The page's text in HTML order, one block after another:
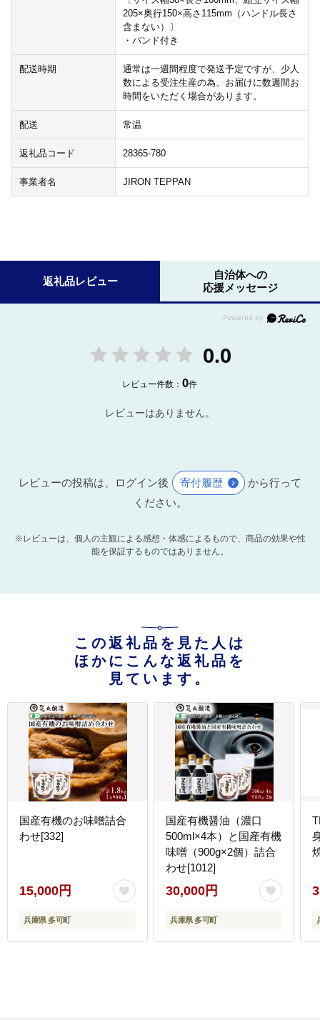
205×奥行150×高さ115mm（ハンドル長さ
含まない）〕
・バンド付き
配送時期
通常は一週間程度で発送予定ですが、少人
数による受注生産の為、お届けに数週間お
時間をいただく場合があります。
配送 常温
返礼品コード 28365-780
事業者名 JIRON TEPPAN
返礼品レビュー
自治体への
応援メッセージ
0.0
レビュー件数：0件
レビューはありません。
レビューの投稿は、ログイン後 寄付履歴
から行って
ください。
※レビューは、個人の主観による感想・体感によるもので、商品の効果や性
能を保証するものではありません。
この返礼品を見た人は
ほかにこんな返礼品を
見ています。
国産有機のお味噌詰合
わせ[332]
15,000円
兵庫県 多可町
国産有機醤油（濃口
500ml×4本）と国産有機
味噌（900g×2個）詰合
わせ[1012]
30,000円
兵庫県 多可町